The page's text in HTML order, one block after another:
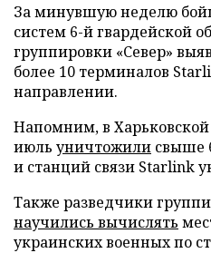
За минувшую неделю
систем 6-й гвардейской
группировки «Север»
более 10 терминалов
направлении.
Напомним, в Харьковской
июль уничтожили свыше
и станций связи Starlink
Также разведчики
научились вычислять
украинских военных по